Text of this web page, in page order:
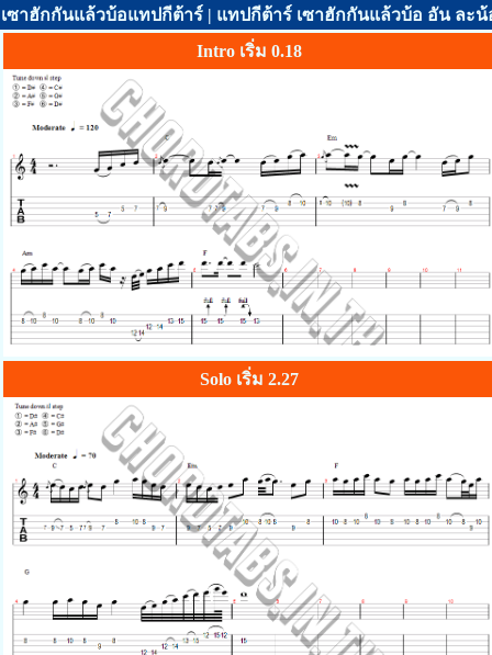
เซาฮักกันแล้วบ้อแทปกีต้าร์ | แทปกีต้าร์ เซาฮักกันแล้วบ้อ อัน ละน้
Intro เริ่ม 0.18
Solo เริ่ม 2.27